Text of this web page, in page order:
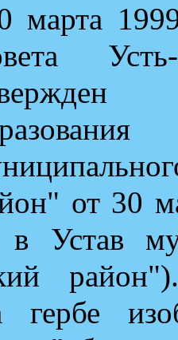
марта
от 30
Устав